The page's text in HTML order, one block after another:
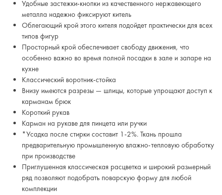
Удобные застежки-кнопки из качественного нержавеющего
металла надежно фиксируют китель
Облегающий крой этого кителя подойдет практически для всех
типов фигур
Просторный крой обеспечивает свободу движения, что
особенно важно во время полной посадки в зале и запаре на
кухне
Классический воротник-стойка
Внизу имеются разрезы — шлицы, которые упрощают доступ к
карманам брюк
Короткий рукав
Карман на рукаве для пинцета или ручки
*Усадка после стирки составит 1-2%. Ткань прошла
предварительную промышленную влажно-тепловую обработку
при производстве
Приглушенная классическая расцветка и широкий размерный
ряд позволяют подобрать поварскую форму для любой
комплекции